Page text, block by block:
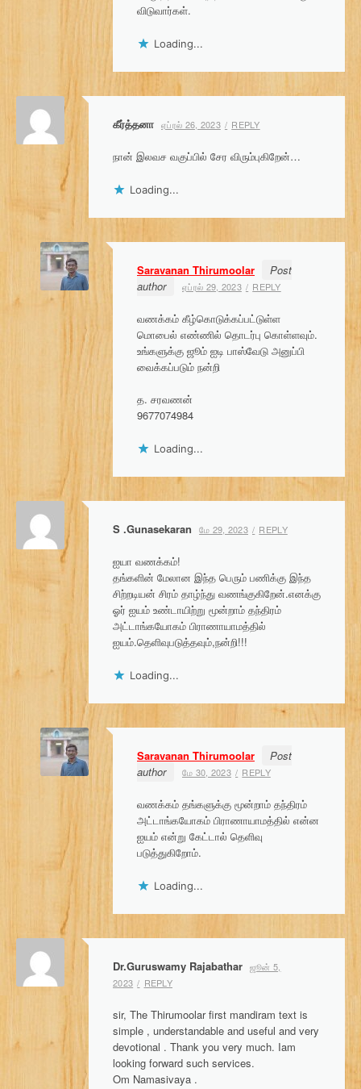
விடுவார்கள்.
Loading...
கீர்த்தனா ஏப்ரல் 26, 2023 REPLY
நான் இலவச வகுப்பில் சேர விரும்புகிறேன்…
Loading...
Saravanan Thirumoolar
Post
author
ஏப்ரல் 29, 2023 REPLY
வணக்கம் கீழ்கொடுக்கப்பட்டுள்ள
மொபைல் எண்ணில் தொடர்பு கொள்ளவும்.
உங்களுக்கு ஜூம் ஐடி பாஸ்வேடு அனுப்பி
வைக்கப்படும் நன்றி
த. சரவணன்
9677074984
Loading...
S .Gunasekaran மே 29, 2023 REPLY
ஐயா வணக்கம்!
தங்களின் மேலான இந்த பெரும் பணிக்கு இந்த
சிற்றடியன் சிரம் தாழ்ந்து வணங்குகிறேன்.எனக்கு
ஓர் ஐயம் உண்டாயிற்று மூன்றாம் தந்திரம்
அட்டாங்கயோகம் பிராணாயாமத்தில்
ஐயம்.தெளிவுபடுத்தவும்,நன்றி!!!
Loading...
Saravanan Thirumoolar
Post
author
மே 30, 2023 REPLY
வணக்கம் தங்களுக்கு மூன்றாம் தந்திரம்
அட்டாங்கயோகம் பிராணாயாமத்தில் என்ன
ஐயம் என்று கேட்டால் தெளிவு
படுத்துகிறோம்.
Loading...
Dr.Guruswamy Rajabathar ஜூன் 5,
2023
REPLY
sir, The Thirumoolar first mandiram text is
simple , understandable and useful and very
devotional . Thank you very much. Iam
looking forward such services.
Om Namasivaya .